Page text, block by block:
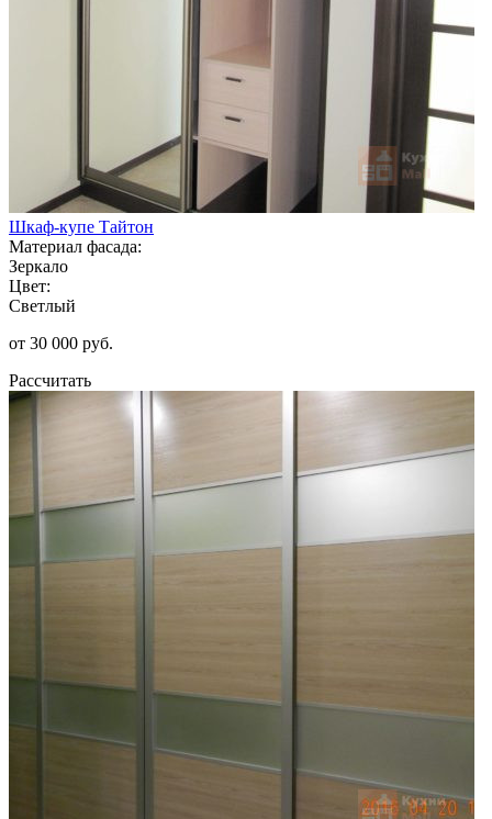
Шкаф-купе Тайтон
Материал фасада:
Зеркало
Цвет:
Светлый
от 30 000 руб.
Рассчитать